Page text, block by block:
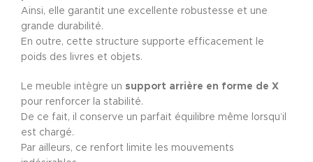
Ainsi, elle garantit une excellente robustesse et une
grande durabilité.
En outre, cette structure supporte efficacement le
poids des livres et objets.
Le meuble intègre un support arrière en forme de X
pour renforcer la stabilité.
De ce fait, il conserve un parfait équilibre même lorsqu’il
est chargé.
Par ailleurs, ce renfort limite les mouvements